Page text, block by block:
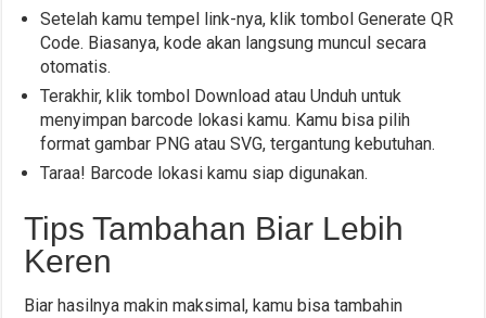
Setelah kamu tempel link-nya, klik tombol Generate QR
Code. Biasanya, kode akan langsung muncul secara
otomatis.
Terakhir, klik tombol Download atau Unduh untuk
menyimpan barcode lokasi kamu. Kamu bisa pilih
format gambar PNG atau SVG, tergantung kebutuhan.
Taraa! Barcode lokasi kamu siap digunakan.
Tips Tambahan Biar Lebih
Keren
Biar hasilnya makin maksimal, kamu bisa tambahin